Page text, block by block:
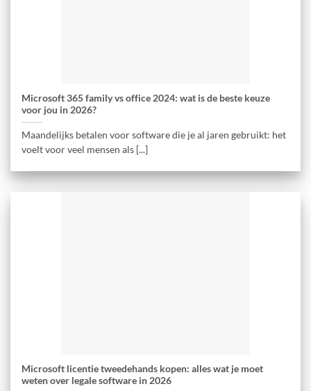
Microsoft 365 family vs office 2024: wat is de beste keuze
voor jou in 2026?
Maandelijks betalen voor software die je al jaren gebruikt: het
voelt voor veel mensen als [...]
Microsoft licentie tweedehands kopen: alles wat je moet
weten over legale software in 2026